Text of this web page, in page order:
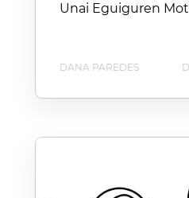
Unai Eguiguren
DANA PAREDES